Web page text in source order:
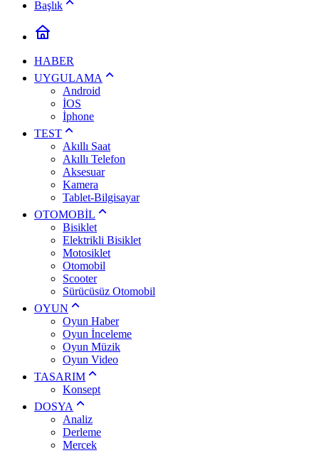
Başlık
HABER
UYGULAMA
Android
İOS
İphone
TEST
Akıllı Saat
Akıllı Telefon
Aksesuar
Kamera
Tablet-Bilgisayar
OTOMOBİL
Bisiklet
Elektrikli Bisiklet
Motosiklet
Otomobil
Scooter
Sürücüsüz Otomobil
OYUN
Oyun Haber
Oyun İnceleme
Oyun Müzik
Oyun Video
TASARIM
Konsept
DOSYA
Analiz
Derleme
Mercek